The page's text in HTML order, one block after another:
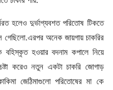
হলেও দুর্ভাগ্যবশত পরিতোষ টিকতে
গেছিলো.এরপর অনেক জায়গায় চাকরির
বহিস্কৃত হওয়ার বদনাম কপালে নিয়ে
করেও নতুন একটা চাকরি জোগাড়
জেঠিমাগুলো পরিতোষের মা কে